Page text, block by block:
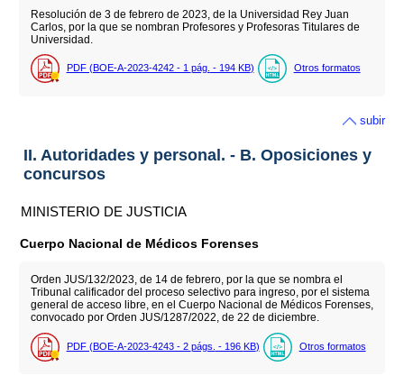
Resolución de 3 de febrero de 2023, de la Universidad Rey Juan
Carlos, por la que se nombran Profesores y Profesoras Titulares de
Universidad.
PDF (BOE-A-2023-4242 - 1 pág. - 194 KB) Otros formatos
subir
II. Autoridades y personal. - B. Oposiciones y
concursos
MINISTERIO DE JUSTICIA
Cuerpo Nacional de Médicos Forenses
Orden JUS/132/2023, de 14 de febrero, por la que se nombra el
Tribunal calificador del proceso selectivo para ingreso, por el sistema
general de acceso libre, en el Cuerpo Nacional de Médicos Forenses,
convocado por Orden JUS/1287/2022, de 22 de diciembre.
PDF (BOE-A-2023-4243 - 2 págs. - 196 KB) Otros formatos